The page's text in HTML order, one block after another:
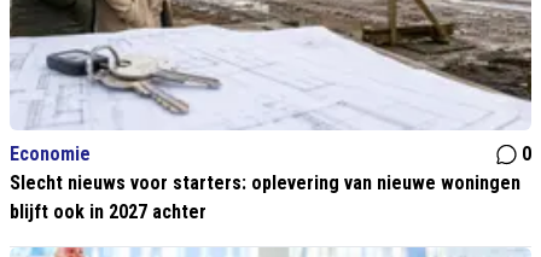
Economie
0
Slecht nieuws voor starters: oplevering van nieuwe woningen
blijft ook in 2027 achter